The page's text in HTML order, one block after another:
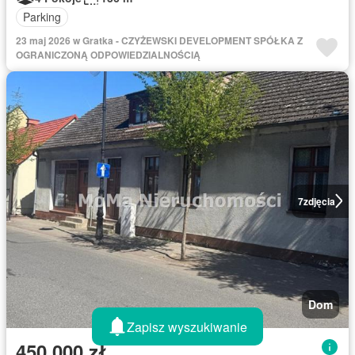
Parking
23 maj 2026 w Gratka - CZYŻEWSKI DEVELOPMENT SPÓŁKA Z
OGRANICZONĄ ODPOWIEDZIALNOŚCIĄ
7zdjęcia
Dom
Zapisz wyszukiwanie